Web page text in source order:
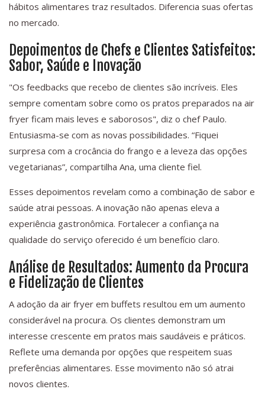
hábitos alimentares traz resultados. Diferencia suas ofertas
no mercado.
Depoimentos de Chefs e Clientes Satisfeitos:
Sabor, Saúde e Inovação
"Os feedbacks que recebo de clientes são incríveis. Eles
sempre comentam sobre como os pratos preparados na air
fryer ficam mais leves e saborosos", diz o chef Paulo.
Entusiasma-se com as novas possibilidades. “Fiquei
surpresa com a crocância do frango e a leveza das opções
vegetarianas”, compartilha Ana, uma cliente fiel.
Esses depoimentos revelam como a combinação de sabor e
saúde atrai pessoas. A inovação não apenas eleva a
experiência gastronômica. Fortalecer a confiança na
qualidade do serviço oferecido é um benefício claro.
Análise de Resultados: Aumento da Procura
e Fidelização de Clientes
A adoção da air fryer em buffets resultou em um aumento
considerável na procura. Os clientes demonstram um
interesse crescente em pratos mais saudáveis e práticos.
Reflete uma demanda por opções que respeitem suas
preferências alimentares. Esse movimento não só atrai
novos clientes.